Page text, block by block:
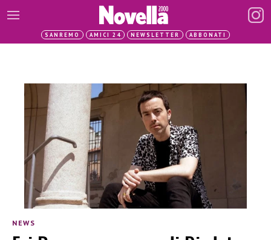
SANREMO AMICI 24 NEWSLETTER ABBONATI
NEWS